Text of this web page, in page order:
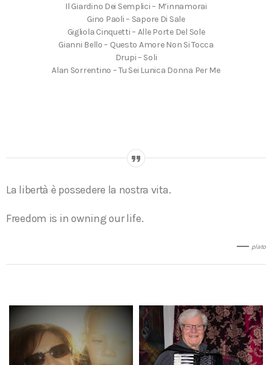
Il Giardino Dei Semplici – M’innamorai
Gino Paoli – Sapore Di Sale
Gigliola Cinquetti – Alle Porte Del Sole
Gianni Bello – Questo Amore Non Si Tocca
Drupi – Soli
Alan Sorrentino – Tu Sei Lunica Donna Per Me
La libertà è possedere la nostra vita.
Freedom is in owning our life.
plato